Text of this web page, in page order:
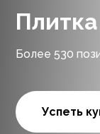
Успеть
Более 530